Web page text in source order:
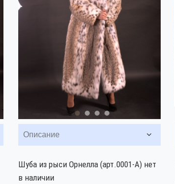
Описание
Шуба из рыси Орнелла (арт.0001-А) нет
в наличии